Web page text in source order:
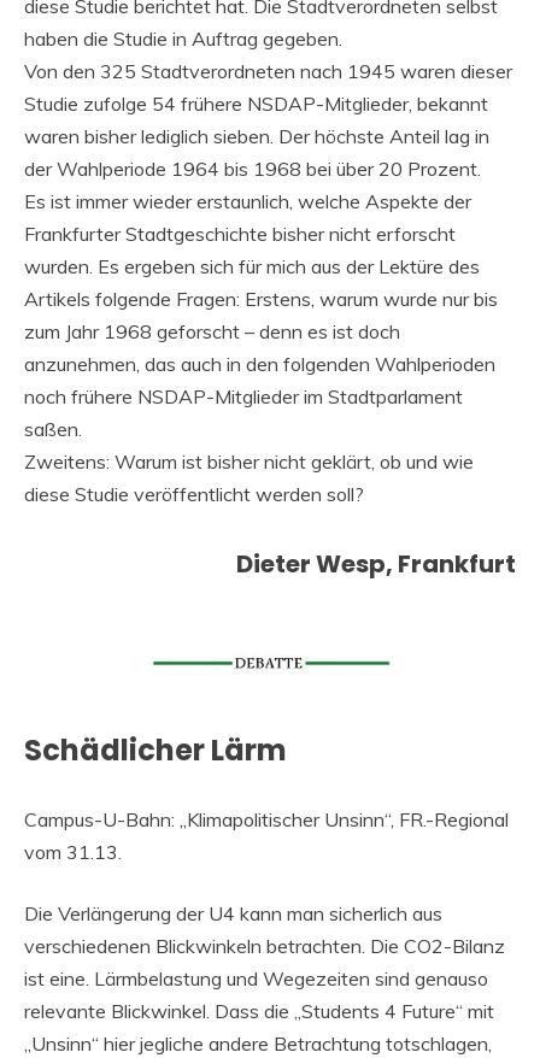
diese Studie berichtet hat. Die Stadtverordneten selbst
haben die Studie in Auftrag gegeben.
Von den 325 Stadtverordneten nach 1945 waren dieser
Studie zufolge 54 frühere NSDAP-Mitglieder, bekannt
waren bisher lediglich sieben. Der höchste Anteil lag in
der Wahlperiode 1964 bis 1968 bei über 20 Prozent.
Es ist immer wieder erstaunlich, welche Aspekte der
Frankfurter Stadtgeschichte bisher nicht erforscht
wurden. Es ergeben sich für mich aus der Lektüre des
Artikels folgende Fragen: Erstens, warum wurde nur bis
zum Jahr 1968 geforscht – denn es ist doch
anzunehmen, das auch in den folgenden Wahlperioden
noch frühere NSDAP-Mitglieder im Stadtparlament
saßen.
Zweitens: Warum ist bisher nicht geklärt, ob und wie
diese Studie veröffentlicht werden soll?
Dieter Wesp, Frankfurt
Schädlicher Lärm
Campus-U-Bahn: „Klimapolitischer Unsinn“, FR.-Regional
vom 31.13.
Die Verlängerung der U4 kann man sicherlich aus
verschiedenen Blickwinkeln betrachten. Die CO2-Bilanz
ist eine. Lärmbelastung und Wegezeiten sind genauso
relevante Blickwinkel. Dass die „Students 4 Future“ mit
„Unsinn“ hier jegliche andere Betrachtung totschlagen,